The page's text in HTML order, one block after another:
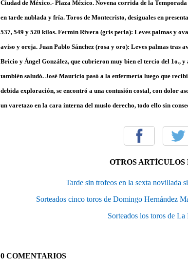
Ciudad de México.- Plaza México. Novena corrida de la
en tarde nublada y fría. Toros de Montecristo, desiguales en
537, 549 y 520 kilos. Fermín Rivera (gris perla): Leves palmas y
aviso y oreja. Juan Pablo Sánchez (rosa y oro): Leves palmas tras
Bricio y Ángel González, que cubrieron muy bien el tercio del 1o., y
también saludó. José Mauricio pasó a la enfermería luego que
debida exploración, se encontró a una contusión costal, con dolor
un varetazo en la cara interna del muslo derecho, todo ello sin
OTROS ARTÍCULOS
Tarde sin trofeos en la sexta novillada
Sorteados cinco toros de Domingo Hernández
Sorteados los toros de
0 COMENTARIOS